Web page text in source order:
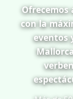
Ofrecemos
con la
eventos